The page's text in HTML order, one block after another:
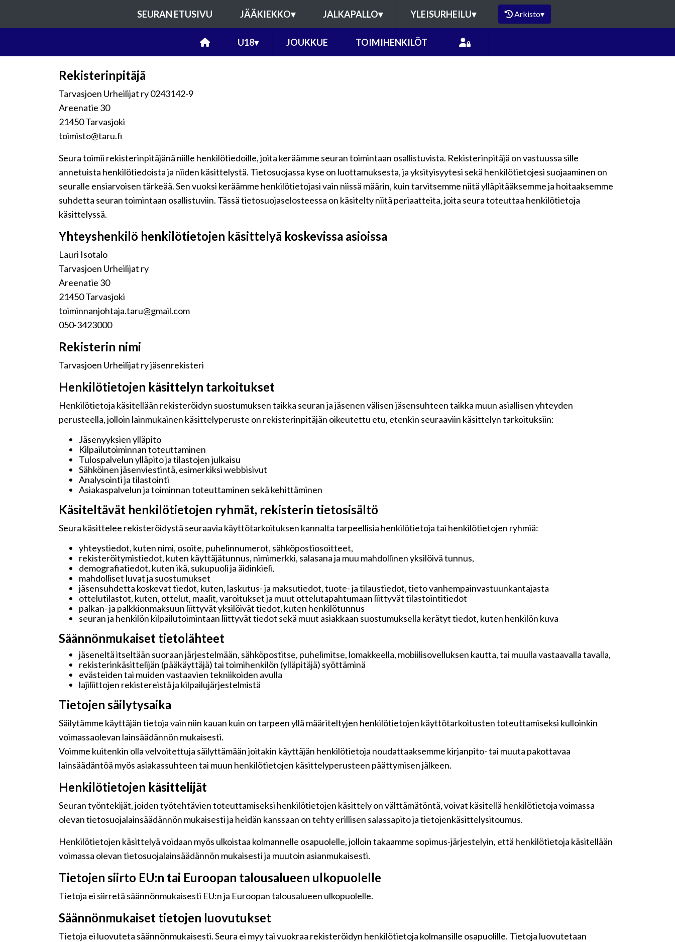
SEURAN ETUSIVU JÄÄKIEKKO▾ JALKAPALLO▾ YLEISURHEILU▾ Arkisto▾
U18▾ JOUKKUE TOIMIHENKILÖT
Rekisterinpitäjä
Tarvasjoen Urheilijat ry 0243142-9
Areenatie 30
21450 Tarvasjoki
toimisto@taru.fi
Seura toimii rekisterinpitäjänä niille henkilötiedoille, joita keräämme seuran toimintaan osallistuvista. Rekisterinpitäjä on vastuussa sille
annetuista henkilötiedoista ja niiden käsittelystä. Tietosuojassa kyse on luottamuksesta, ja yksityisyytesi sekä henkilötietojesi suojaaminen on
seuralle ensiarvoisen tärkeää. Sen vuoksi keräämme henkilötietojasi vain niissä määrin, kuin tarvitsemme niitä ylläpitääksemme ja hoitaaksemme
suhdetta seuran toimintaan osallistuviin. Tässä tietosuojaselosteessa on käsitelty niitä periaatteita, joita seura toteuttaa henkilötietoja
käsittelyssä.
Yhteyshenkilö henkilötietojen käsittelyä koskevissa asioissa
Lauri Isotalo
Tarvasjoen Urheilijat ry
Areenatie 30
21450 Tarvasjoki
toiminnanjohtaja.taru@gmail.com
050-3423000
Rekisterin nimi
Tarvasjoen Urheilijat ry jäsenrekisteri
Henkilötietojen käsittelyn tarkoitukset
Henkilötietoja käsitellään rekisteröidyn suostumuksen taikka seuran ja jäsenen välisen jäsensuhteen taikka muun asiallisen yhteyden
perusteella, jolloin lainmukainen käsittelyperuste on rekisterinpitäjän oikeutettu etu, etenkin seuraaviin käsittelyn tarkoituksiin:
Jäsenyyksien ylläpito
Kilpailutoiminnan toteuttaminen
Tulospalvelun ylläpito ja tilastojen julkaisu
Sähköinen jäsenviestintä, esimerkiksi webbisivut
Analysointi ja tilastointi
Asiakaspalvelun ja toiminnan toteuttaminen sekä kehittäminen
Käsiteltävät henkilötietojen ryhmät, rekisterin tietosisältö
Seura käsittelee rekisteröidystä seuraavia käyttötarkoituksen kannalta tarpeellisia henkilötietoja tai henkilötietojen ryhmiä:
yhteystiedot, kuten nimi, osoite, puhelinnumerot, sähköpostiosoitteet,
rekisteröitymistiedot, kuten käyttäjätunnus, nimimerkki, salasana ja muu mahdollinen yksilöivä tunnus,
demografiatiedot, kuten ikä, sukupuoli ja äidinkieli,
mahdolliset luvat ja suostumukset
jäsensuhdetta koskevat tiedot, kuten, laskutus- ja maksutiedot, tuote- ja tilaustiedot, tieto vanhempainvastuunkantajasta
ottelutilastot, kuten, ottelut, maalit, varoitukset ja muut ottelutapahtumaan liittyvät tilastointitiedot
palkan- ja palkkionmaksuun liittyvät yksilöivät tiedot, kuten henkilötunnus
seuran ja henkilön kilpailutoimintaan liittyvät tiedot sekä muut asiakkaan suostumuksella kerätyt tiedot, kuten henkilön kuva
Säännönmukaiset tietolähteet
jäseneltä itseltään suoraan järjestelmään, sähköpostitse, puhelimitse, lomakkeella, mobiilisovelluksen kautta, tai muulla vastaavalla tavalla,
rekisterinkäsittelijän (pääkäyttäjä) tai toimihenkilön (ylläpitäjä) syöttäminä
evästeiden tai muiden vastaavien tekniikoiden avulla
lajiliittojen rekistereistä ja kilpailujärjestelmistä
Tietojen säilytysaika
Säilytämme käyttäjän tietoja vain niin kauan kuin on tarpeen yllä määriteltyjen henkilötietojen käyttötarkoitusten toteuttamiseksi kulloinkin
voimassaolevan lainsäädännön mukaisesti.
Voimme kuitenkin olla velvoitettuja säilyttämään joitakin käyttäjän henkilötietoja noudattaaksemme kirjanpito- tai muuta pakottavaa
lainsäädäntöä myös asiakassuhteen tai muun henkilötietojen käsittelyperusteen päättymisen jälkeen.
Henkilötietojen käsittelijät
Seuran työntekijät, joiden työtehtävien toteuttamiseksi henkilötietojen käsittely on välttämätöntä, voivat käsitellä henkilötietoja voimassa
olevan tietosuojalainsäädännön mukaisesti ja heidän kanssaan on tehty erillisen salassapito ja tietojenkäsittelysitoumus.
Henkilötietojen käsittelyä voidaan myös ulkoistaa kolmannelle osapuolelle, jolloin takaamme sopimus-järjestelyin, että henkilötietoja käsitellään
voimassa olevan tietosuojalainsäädännön mukaisesti ja muutoin asianmukaisesti.
Tietojen siirto EU:n tai Euroopan talousalueen ulkopuolelle
Tietoja ei siirretä säännönmukaisesti EU:n ja Euroopan talousalueen ulkopuolelle.
Säännönmukaiset tietojen luovutukset
Tietoja ei luovuteta säännönmukaisesti. Seura ei myy tai vuokraa rekisteröidyn henkilötietoja kolmansille osapuolille. Tietoja luovutetaan